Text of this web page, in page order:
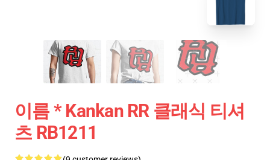
이름 * Kankan RR 클래식 티셔
츠 RB1211